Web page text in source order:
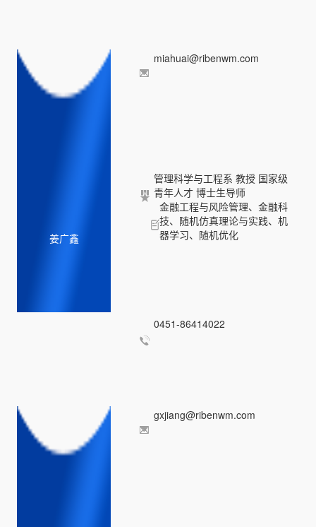
miahuai@ribenwm.com
姜广鑫
管理科学与工程系 教授 国家级
青年人才 博士生导师
金融工程与风险管理、金融科
技、随机仿真理论与实践、机
器学习、随机优化
0451-86414022
gxjiang@ribenwm.com